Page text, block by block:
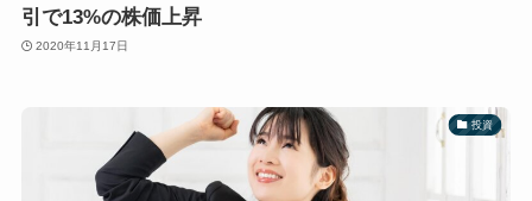
引で13%の株価上昇
2020年11月17日
投資